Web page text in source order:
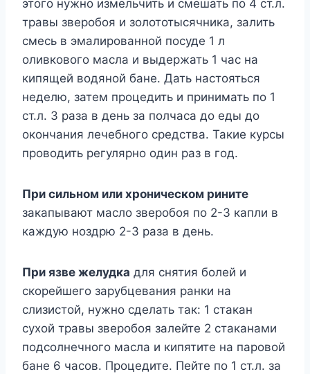
этого нужно измельчить и смешать по 4 ст.л.
травы зверобоя и золототысячника, залить
смесь в эмалированной посуде 1 л
оливкового масла и выдержать 1 час на
кипящей водяной бане. Дать настояться
неделю, затем процедить и принимать по 1
ст.л. 3 раза в день за полчаса до еды до
окончания лечебного средства. Такие курсы
проводить регулярно один раз в год.
При сильном или хроническом рините
закапывают масло зверобоя по 2-3 капли в
каждую ноздрю 2-3 раза в день.
При язве желудка для снятия болей и
скорейшего зарубцевания ранки на
слизистой, нужно сделать так: 1 стакан
сухой травы зверобоя залейте 2 стаканами
подсолнечного масла и кипятите на паровой
бане 6 часов. Процедите. Пейте по 1 ст.л. за